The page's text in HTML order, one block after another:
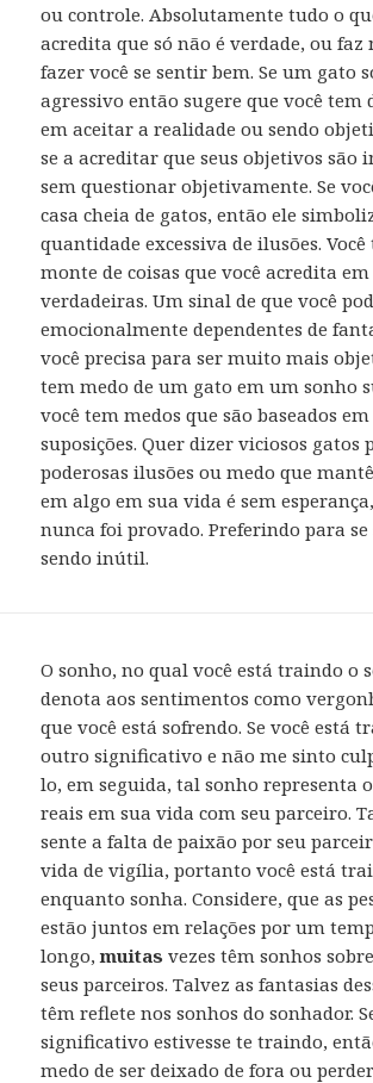
ou controle. Absolutamente tudo o
acredita que só não é verdade, ou faz
fazer você se sentir bem. Se um gato
agressivo então sugere que você tem
em aceitar a realidade ou sendo
se a acreditar que seus objetivos são
sem questionar objetivamente. Se
casa cheia de gatos, então ele
quantidade excessiva de ilusões.
monte de coisas que você acredita
verdadeiras. Um sinal de que você
emocionalmente dependentes de
você precisa para ser muito mais
tem medo de um gato em um sonho
você tem medos que são baseados
suposições. Quer dizer viciosos gatos
poderosas ilusões ou medo que
em algo em sua vida é sem
nunca foi provado. Preferindo para
sendo inútil.
O sonho, no qual você está traindo o
denota aos sentimentos como
que você está sofrendo. Se você está
outro significativo e não me sinto
lo, em seguida, tal sonho representa
reais em sua vida com seu parceiro.
sente a falta de paixão por seu
vida de vigília, portanto você está
enquanto sonha. Considere, que as
estão juntos em relações por um
longo,muitas vezes têm sonhos
seus parceiros. Talvez as fantasias
têm reflete nos sonhos do sonhador.
significativo estivesse te traindo,
medo de ser deixado de fora ou